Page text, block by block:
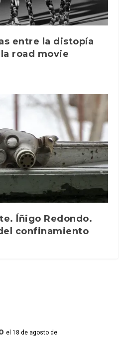
entre la distopía
road movie
Íñigo Redondo.
confinamiento
el 18 de agosto de